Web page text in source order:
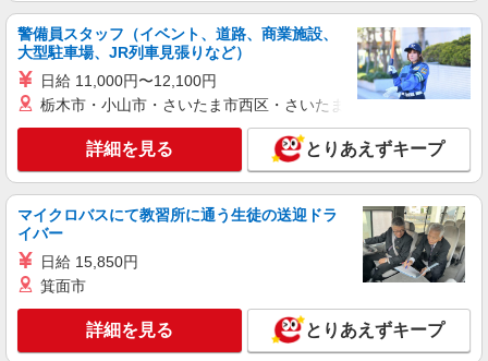
有）★ ゜・。○。・゜+゜・。○。・゜+゜
キープ 詳細を見る
紹介予定派遣
株式会社シエロ
スマホ携帯販売【ワイモバイル】
時給1400円〜1450円（経験・能力による） ※
残業代支給 ★交通費別途支給（規定あり） ゜
+゜・。○。・゜+゜・。○。・゜+゜ 入社祝い金10
万円支給(規定有) お友達を紹介頂くと, インセンテ
有）★ ゜・。○。・゜+゜・。○。・゜+゜
熊本県熊本市中央区のsoftbankショップ
詳細を見る
紹介予定派遣
株式会社シエロ
携帯販売スタッフ【softbank】
警備員スタッフ（イベント、道路、商業施設、
大型駐車場、JR列車見張りなど）
日給 11,000円〜12,100円
栃木市・小山市・さいたま市西区・さいたま市岩槻区・久喜市・
詳細を見る とりあえずキープ
マイクロバスにて教習所に通う生徒の送迎ドラ
イバー
日給 15,850円
箕面市
詳細を見る とりあえずキープ